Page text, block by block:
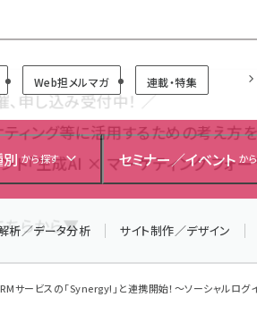
Web担メルマガ 連載・特集
から探す セミナー／イベント か
析／データ分析 サイト制作／デザイン
サービスの「Synergy!」と連携開始！～ソーシャルロ
、申し込み受付中！ ／
ティング等に活用するための考え方を学
ント「生成AI × マーケティング フォー
ちらから▼